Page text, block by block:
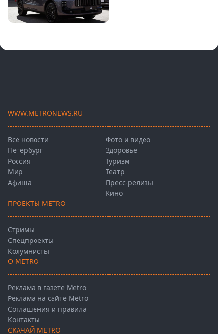
WWW.METRONEWS.RU
Все новости
Петербург
Россия
Мир
Афиша
Фото и видео
Здоровье
Туризм
Театр
Пресс-релизы
Кино
ПРОЕКТЫ METRO
Стримы
Спецпроекты
Колумнисты
О METRO
Реклама в газете Metro
Реклама на сайте Metro
Соглашения и правила
Контакты
СКАЧАЙ METRO